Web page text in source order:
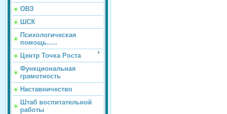
ОВЗ
ШСК
Психологическая
помощь…..
Центр Точка Роста
Функциональная
грамотность
Наставничество
Штаб воспитательной
работы